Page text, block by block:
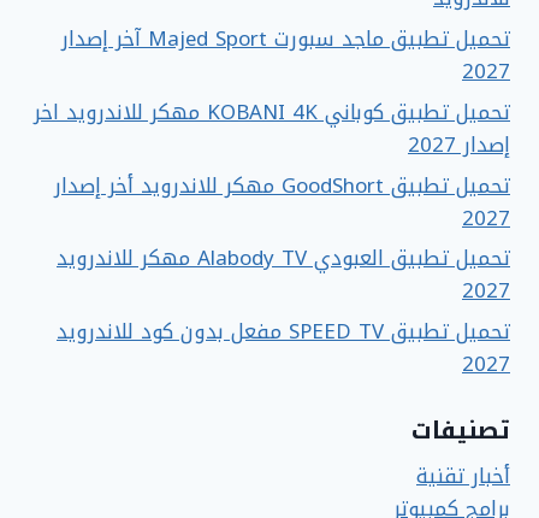
تحميل تطبيق ماجد سبورت Majed Sport آخر إصدار
2027
تحميل تطبيق كوباني KOBANI 4K مهكر للاندرويد اخر
إصدار 2027
تحميل تطبيق GoodShort مهكر للاندرويد أخر إصدار
2027
تحميل تطبيق العبودي Alabody TV مهكر للاندرويد
2027
تحميل تطبيق SPEED TV مفعل بدون كود للاندرويد
2027
تصنيفات
أخبار تقنية
برامج كمبيوتر